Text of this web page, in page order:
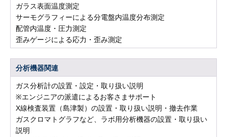
ガラス表面温度測定
サーモグラフィーによる分電盤内温度分布測定
配管内温度・圧力測定
歪みゲージによる応力・歪み測定
分析機器関連
ガス分析計の設置・設定・取り扱い説明
※エンジニアの派遣によるお客さまサポート
X線検査装置（島津製）の設置・取り扱い説明・撤去作業
ガスクロマトグラフなど、ラボ用分析機器の設置・取り扱い
説明